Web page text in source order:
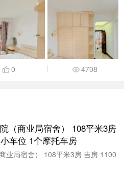
0 4708
（商业局宿舍） 108平米3房
吉房 1100元/月 有2个固定小车位 1个摩托车房
业局宿舍） 108平米3房 吉房 1100